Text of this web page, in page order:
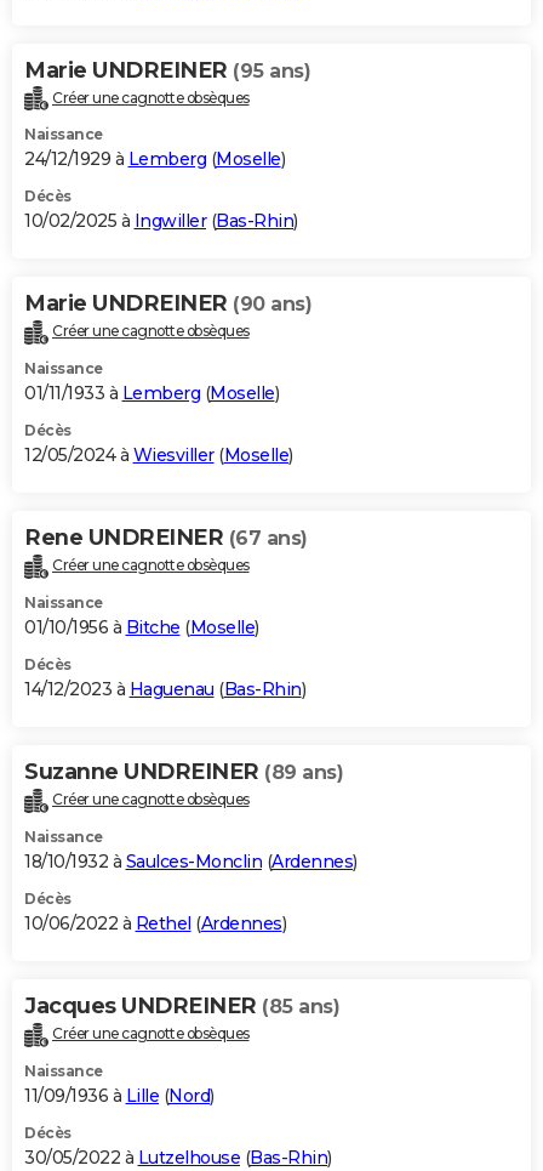
Marie UNDREINER (95 ans)
Créer une cagnotte obsèques
Naissance
24/12/1929 à Lemberg (Moselle)
Décès
10/02/2025 à Ingwiller(Bas-Rhin)
Marie UNDREINER (90 ans)
Créer une cagnotte obsèques
Naissance
01/11/1933 à Lemberg (Moselle)
Décès
12/05/2024 à Wiesviller(Moselle)
Rene UNDREINER (67 ans)
Créer une cagnotte obsèques
Naissance
01/10/1956 à Bitche (Moselle)
Décès
14/12/2023 à Haguenau (Bas-Rhin)
Suzanne UNDREINER (89 ans)
Créer une cagnotte obsèques
Naissance
18/10/1932 à Saulces-Monclin (Ardennes)
Décès
10/06/2022 à Rethel (Ardennes)
Jacques UNDREINER (85 ans)
Créer une cagnotte obsèques
Naissance
11/09/1936 à Lille (Nord)
Décès
30/05/2022 à Lutzelhouse (Bas-Rhin)